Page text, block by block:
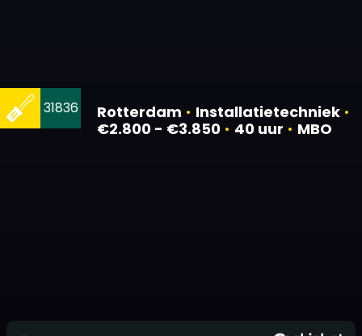
Rotterdam • Installatietechniek •
€2.800 - €3.850 • 40 uur • MBO
31836